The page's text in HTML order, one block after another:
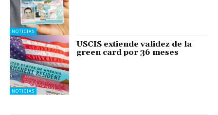
NOTICIAS
NOTICIAS
USCIS extiende validez de la
green card por 36 meses